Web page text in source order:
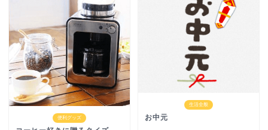
便利グッズ
生活全般
お中元